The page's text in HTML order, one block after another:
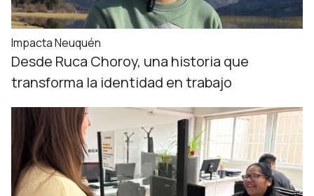
Impacta Neuquén
Desde Ruca Choroy, una historia que
transforma la identidad en trabajo